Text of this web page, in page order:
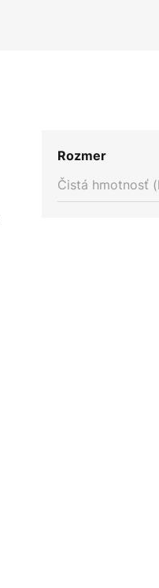
Rozmer
Čistá hmotnosť